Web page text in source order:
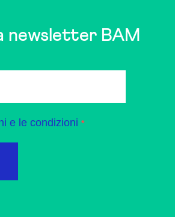
newsletter BAM
e le condizioni